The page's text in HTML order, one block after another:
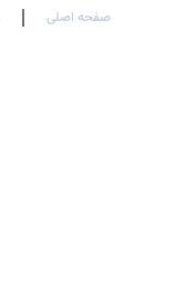
صفحه اصلی